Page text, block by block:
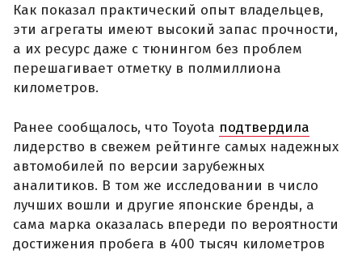
Как показал практический опыт владельцев,
эти агрегаты имеют высокий запас прочности,
а их ресурс даже с тюнингом без проблем
перешагивает отметку в полмиллиона
километров.
Ранее сообщалось, что Toyota подтвердила
лидерство в свежем рейтинге самых надежных
автомобилей по версии зарубежных
аналитиков. В том же исследовании в число
лучших вошли и другие японские бренды, а
сама марка оказалась впереди по вероятности
достижения пробега в 400 тысяч километров